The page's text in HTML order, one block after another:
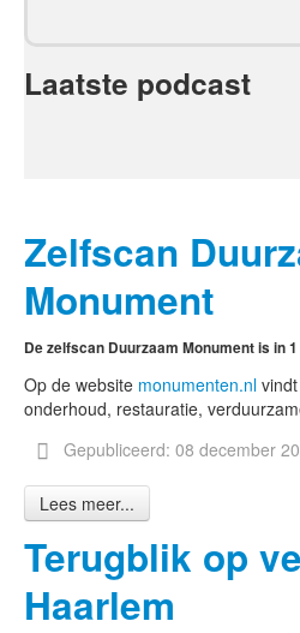
Laatste podcast
Zelfscan
Monument
De zelfscan Duurzaam Monument is in
Op de website monumenten.nl
onderhoud, restauratie,
Gepubliceerd: 08 december
Lees meer...
Terugblik op
Haarlem